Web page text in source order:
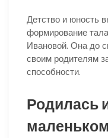
Детство и юность
формирование
Ивановой. Она до
своим родителям
способности.
Родилась